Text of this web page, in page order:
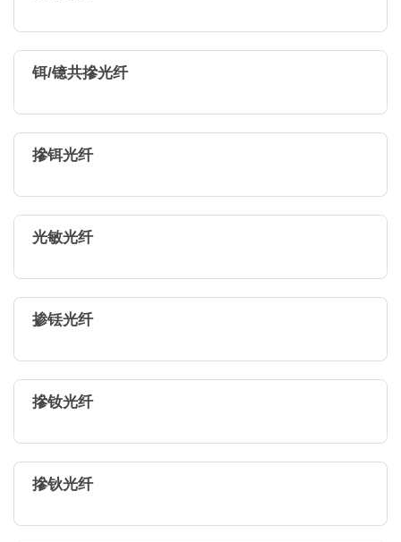
铒/镱共摻光纤
摻铒光纤
光敏光纤
掺铥光纤
摻钕光纤
摻钬光纤